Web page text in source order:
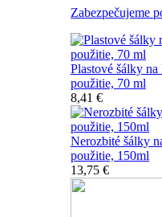
Zabezpečujeme
Plastové šálky
použitie, 70 ml
8,41 €
Nerozbité šálky
použitie, 150ml
13,75 €